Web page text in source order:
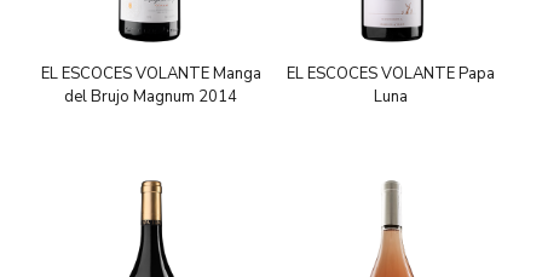
EL ESCOCES VOLANTE Manga
del Brujo Magnum 2014
EL ESCOCES VOLANTE Papa
Luna